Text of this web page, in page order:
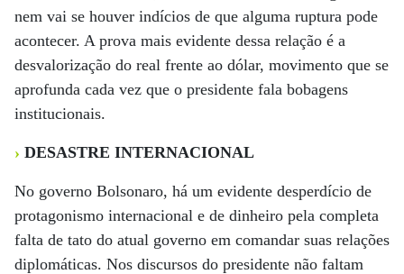
nem vai se houver indícios de que alguma ruptura pode
acontecer. A prova mais evidente dessa relação é a
desvalorização do real frente ao dólar, movimento que se
aprofunda cada vez que o presidente fala bobagens
institucionais.
› DESASTRE INTERNACIONAL
No governo Bolsonaro, há um evidente desperdício de
protagonismo internacional e de dinheiro pela completa
falta de tato do atual governo em comandar suas relações
diplomáticas. Nos discursos do presidente não faltam